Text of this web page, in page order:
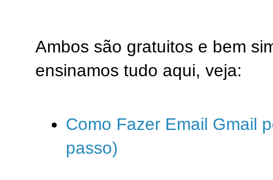
Ambos são gratuitos e bem
ensinamos tudo aqui, veja:
Como Fazer Email Gmail
passo)